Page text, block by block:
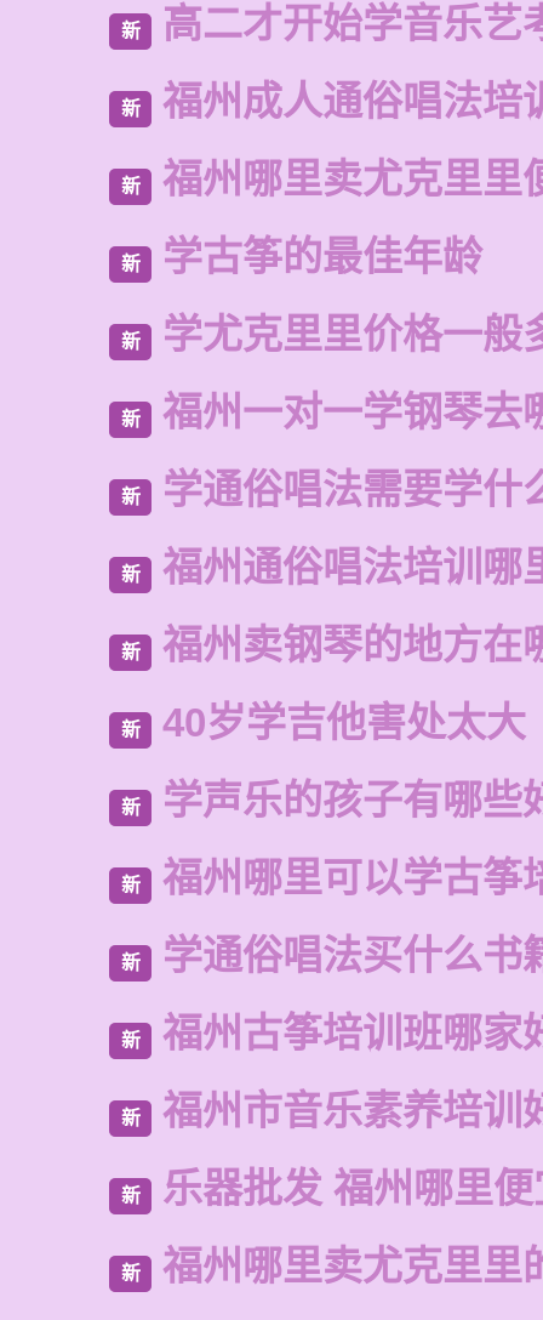
新 高二才开始学音乐艺
新 福州成人通俗唱法培
新 福州哪里卖尤克里里
新 学古筝的最佳年龄
新 学尤克里里价格一般
新 福州一对一学钢琴去
新 学通俗唱法需要学什
新 福州通俗唱法培训哪
新 福州卖钢琴的地方在
新 40岁学吉他害处太大
新 学声乐的孩子有哪些
新 福州哪里可以学古筝
新 学通俗唱法买什么书
新 福州古筝培训班哪家
新 福州市音乐素养培训
新 乐器批发 福州哪里
新 福州哪里卖尤克里里